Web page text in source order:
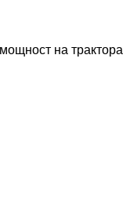
на трактора